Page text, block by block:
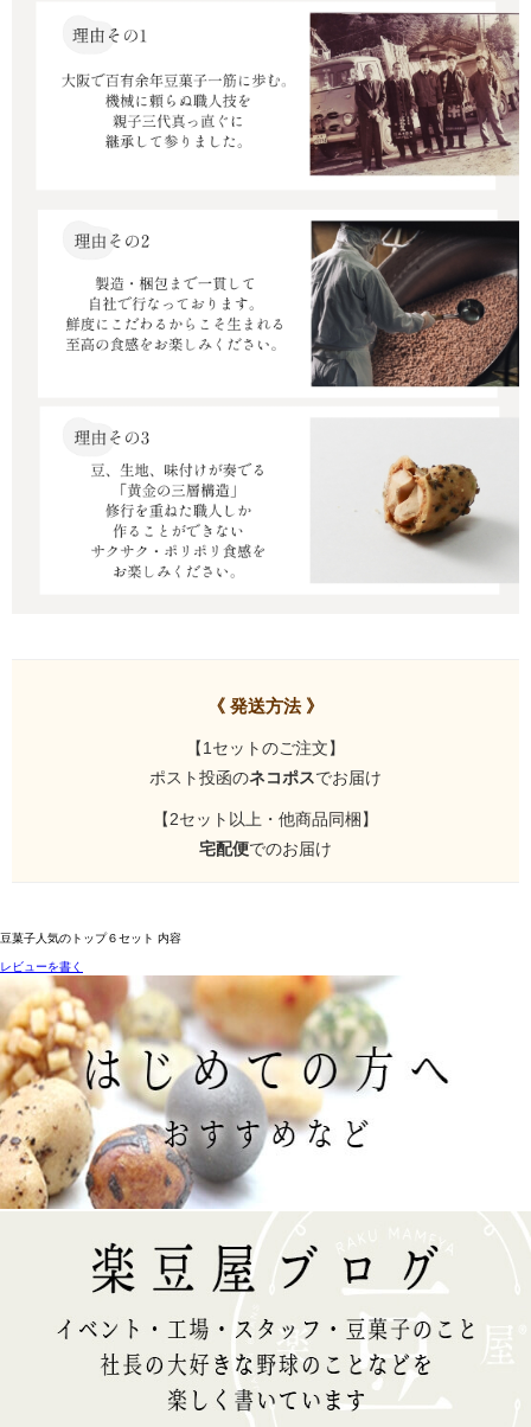
《 発送方法 》
【1セットのご注文】
ポスト投函のネコポスでお届け
【2セット以上・他商品同梱】
宅配便でのお届け
豆菓子人気のトップ６セット 内容
レビューを書く